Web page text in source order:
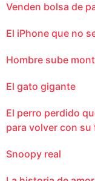
Venden bolsa de
El iPhone que no
Hombre sube
El gato gigante
El perro perdido
para volver con su
Snoopy real